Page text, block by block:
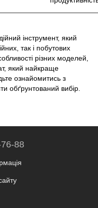
інструмент, який
так і побутових
різних моделей,
який найкраще
ознайомитись з
обґрунтований вибір.
88